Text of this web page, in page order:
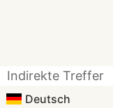
Indirekte Treffer
Deutsch